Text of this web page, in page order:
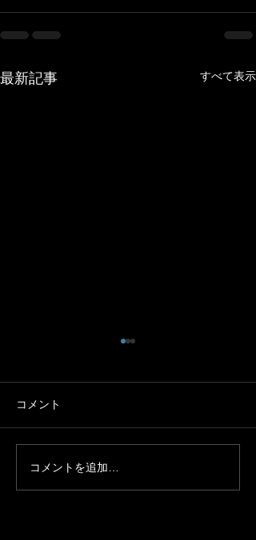
最新記事 すべて表示
４月２８日茶臼山アタッ
ク
コメント
コメントを追加…